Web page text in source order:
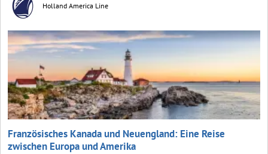
Holland America Line
Französisches Kanada und Neuengland: Eine Reise
zwischen Europa und Amerika